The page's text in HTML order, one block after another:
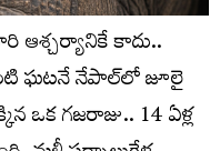
ఆశ్చర్యానికే కాదు..
ఘటనే నేపాల్‌లో జూలై
ఒక గజరాజు.. 14 ఏళ్ల